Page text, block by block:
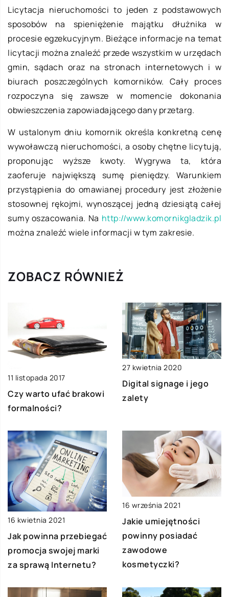
Licytacja nieruchomości to jeden z podstawowych
sposobów na spieniężenie majątku dłużnika w
procesie egzekucyjnym. Bieżące informacje na temat
licytacji można znaleźć przede wszystkim w urzędach
gmin, sądach oraz na stronach internetowych i w
biurach poszczególnych komorników. Cały proces
rozpoczyna się zawsze w momencie dokonania
obwieszczenia zapowiadającego dany przetarg.
W ustalonym dniu komornik określa konkretną cenę
wywoławczą nieruchomości, a osoby chętne licytują,
proponując wyższe kwoty. Wygrywa ta, która
zaoferuje największą sumę pieniędzy. Warunkiem
przystąpienia do omawianej procedury jest złożenie
stosownej rękojmi, wynoszącej jedną dziesiątą całej
sumy oszacowania. Na http://www.komornikgladzik.pl
można znaleźć wiele informacji w tym zakresie.
ZOBACZ RÓWNIEŻ
11 listopada 2017
Czy warto ufać brakowi
formalności?
27 kwietnia 2020
Digital signage i jego
zalety
16 kwietnia 2021
Jak powinna przebiegać
promocja swojej marki
za sprawą Internetu?
16 września 2021
Jakie umiejętności
powinny posiadać
zawodowe
kosmetyczki?